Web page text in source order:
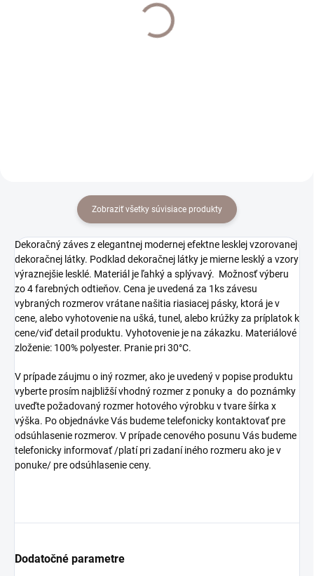
Zobraziť všetky súvisiace produkty
Dekoračný záves z elegantnej modernej efektne lesklej vzorovanej
dekoračnej látky. Podklad dekoračnej látky je mierne lesklý a vzory
výraznejšie lesklé. Materiál je ľahký a splývavý. Možnosť výberu
zo 4 farebných odtieňov. Cena je uvedená za 1ks závesu
vybraných rozmerov vrátane našitia riasiacej pásky, ktorá je v
cene, alebo vyhotovenie na ušká, tunel, alebo krúžky za príplatok k
cene/viď detail produktu. Vyhotovenie je na zákazku. Materiálové
zloženie: 100% polyester. Pranie pri 30°C.
V prípade záujmu o iný rozmer, ako je uvedený v popise produktu
vyberte prosím najbližší vhodný rozmer z ponuky a do poznámky
uveďte požadovaný rozmer hotového výrobku v tvare šírka x
výška. Po objednávke Vás budeme telefonicky kontaktovať pre
odsúhlasenie rozmerov. V prípade cenového posunu Vás budeme
telefonicky informovať /platí pri zadaní iného rozmeru ako je v
ponuke/ pre odsúhlasenie ceny.
Dodatočné parametre